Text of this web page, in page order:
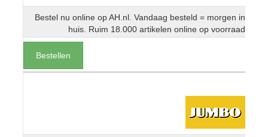
Bestel nu online op AH.nl. Vandaag besteld = morgen in
huis. Ruim 18.000 artikelen online op voorraad
Bestellen